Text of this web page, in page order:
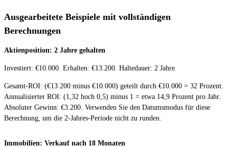
Ausgearbeitete Beispiele mit vollständigen
Berechnungen
Aktienposition: 2 Jahre gehalten
Investiert: €10.000. Erhalten: €13.200. Haltedauer: 2 Jahre.
Gesamt-ROI: (€13.200 minus €10.000) geteilt durch €10.000 = 32 Prozent.
Annualisierter ROI: (1,32 hoch 0,5) minus 1 = etwa 14,9 Prozent pro Jahr.
Absoluter Gewinn: €3.200. Verwenden Sie den Datumsmodus für diese
Berechnung, um die 2-Jahres-Periode nicht zu runden.
Immobilien: Verkauf nach 18 Monaten